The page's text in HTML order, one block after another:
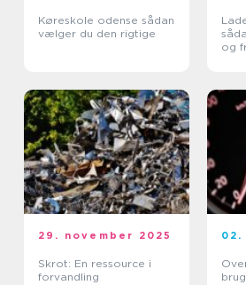
Køreskole odense sådan
vælger du den rigtige
og
29. november 2025
Skrot: En ressource i
forvandling
02.